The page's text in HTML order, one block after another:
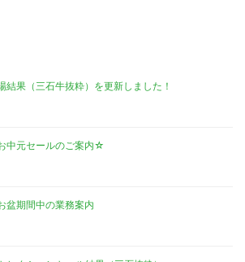
結果（三石牛抜粋）を更新しました！
中元セールのご案内☆
盆期間中の業務案内